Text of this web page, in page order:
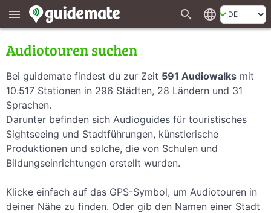
menu search language
Audiotouren suchen
Bei guidemate findest du zur Zeit 591 Audiowalks mit
10.517 Stationen in 296 Städten, 28 Ländern und 31
Sprachen.
Darunter befinden sich Audioguides für touristisches
Sightseeing und Stadtführungen, künstlerische
Produktionen und solche, die von Schulen und
Bildungseinrichtungen erstellt wurden.
Klicke einfach auf das GPS-Symbol, um Audiotouren in
deiner Nähe zu finden. Oder gib den Namen einer Stadt